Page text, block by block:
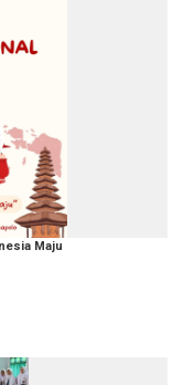
Maju